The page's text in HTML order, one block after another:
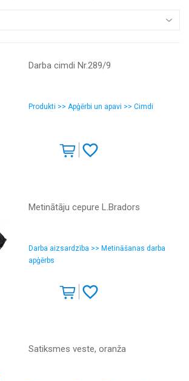
Darba cimdi Nr.289/9
Produkti >> Apģērbi un apavi >> Cimdi
Metinātāju cepure L.Bradors
Darba aizsardzība >> Metināšanas darba
apģērbs
Satiksmes veste, oranža